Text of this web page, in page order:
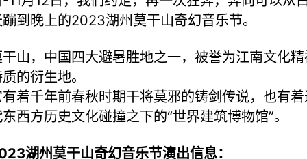
到晚上的2023湖州莫干山奇幻音乐节。
山，中国四大避暑胜地之一，被誉为江南文化
的衍生地。
着千年前春秋时期干将莫邪的铸剑传说，也有
西方历史文化碰撞之下的“世界建筑博物馆”。
湖州莫干山奇幻音乐节演出信息：